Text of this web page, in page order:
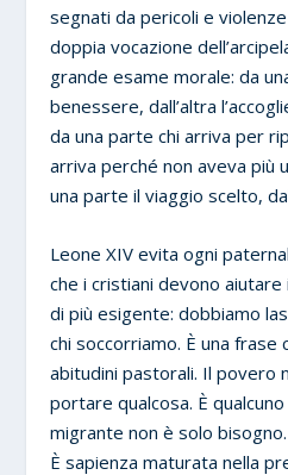
segnati da pericoli e
doppia vocazione
grande esame morale: da
benessere, dall’altra
da una parte chi arriva per
arriva perché non aveva più
una parte il viaggio scelto,
Leone XIV evita ogni
che i cristiani devono aiutare
di più esigente: dobbiamo
chi soccorriamo. È una frase
abitudini pastorali. Il povero
portare qualcosa. È
migrante non è solo
È sapienza maturata nella